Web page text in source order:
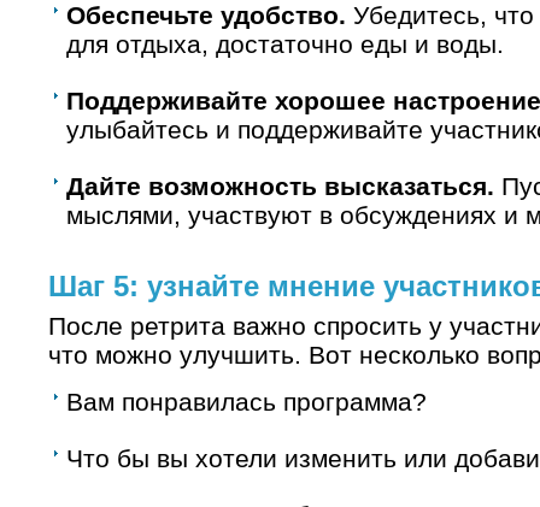
Обеспечьте удобство. Убедитесь,
для отдыха, достаточно еды и воды.
Поддерживайте хорошее
улыбайтесь и поддерживайте
Дайте возможность высказаться.
мыслями, участвуют в обсуждениях и
Шаг 5: узнайте мнение
После ретрита важно спросить у
что можно улучшить. Вот несколько
Вам понравилась программа?
Что бы вы хотели изменить или